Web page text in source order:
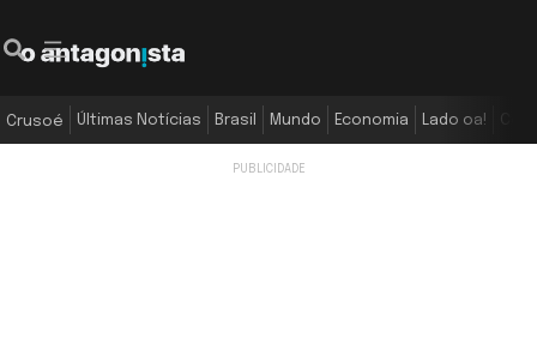
Crusoé Últimas Notícias Brasil Mundo Economia Lado oa!